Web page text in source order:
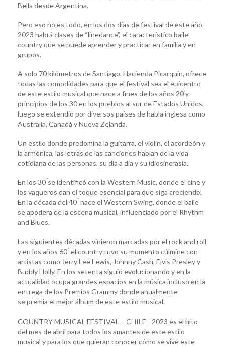
Bella desde Argentina.
Pero eso no es todo, en los dos días de festival de este año
2023 habrá clases de “linedance”, el característico baile
country que se puede aprender y practicar en familia y en
grupos.
A solo 70 kilómetros de Santiago, Hacienda Picarquín, ofrece
todas las comodidades para que el festival sea el epicentro
de este estilo musical que nace a fines de los años 20 y
principios de los 30 en los pueblos al sur de Estados Unidos,
luego se extendió por diversos países de habla inglesa como
Australia, Canadá y Nueva Zelanda.
Un estilo donde predomina la guitarra, el violín, el acordeón y
la armónica, las letras de las canciones hablan de la vida
cotidiana de las personas, su día a día y su idiosincrasia.
En los 30 ́se identificó con la Western Music, donde el cine y
los vaqueros dan el toque esencial para que siga creciendo.
En la década del 40 ́ nace el Western Swing, donde el baile
se apodera de la escena musical, influenciado por el Rhythm
and Blues.
Las siguientes décadas vinieron marcadas por el rock and roll
y en los años 60 ́ el country tuvo su momento cúlmine con
artistas como Jerry Lee Lewis, Johnny Cash, Elvis Presley y
Buddy Holly. En los setenta siguió evolucionando y en la
actualidad ocupa grandes espacios en la música incluso en la
entrega de los Premios Grammy donde anualmente
se premia el mejor álbum de este estilo musical.
COUNTRY MUSICAL FESTIVAL – CHILE - 2023 es el hito
del mes de abril para todos los amantes de este estilo
musical y para los que quieran conocer cómo se vive este